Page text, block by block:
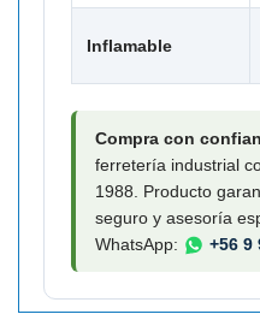
Inflamable
Compra con
ferretería industrial
1988. Producto
seguro y asesoría
WhatsApp:
+56 9